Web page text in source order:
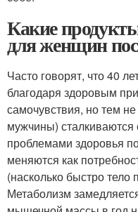
Какие
для женщин
Часто говорят, что 40
благодаря здоровым
самочувствия, но тем
мужчины)
проблемами здоровья
меняются как
(насколько быстро тело
Метаболизм